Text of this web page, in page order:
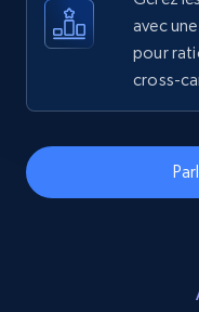
5.6K+
avec
pour
cross-